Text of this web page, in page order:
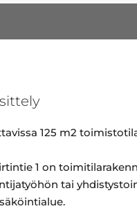
125 m2
1 on
tai